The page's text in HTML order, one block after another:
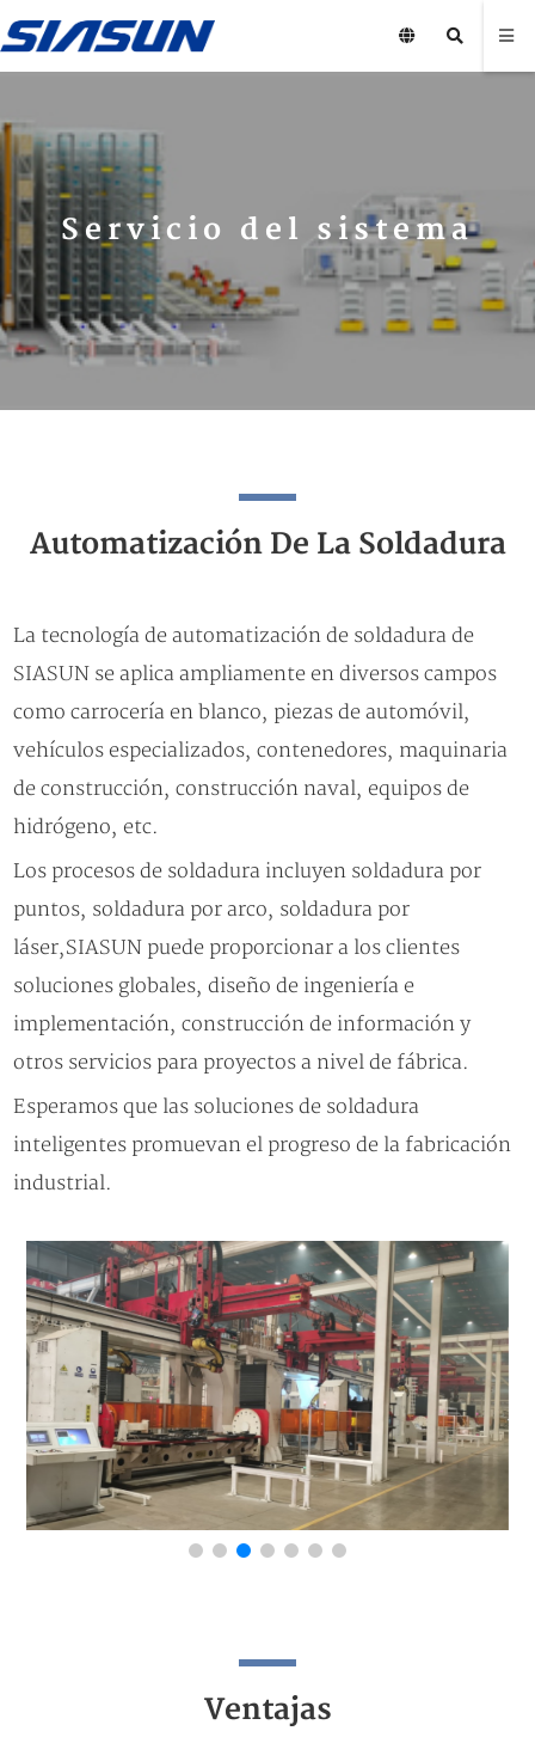
Servicio del sistema
Automatización De La Soldadura
La tecnología de automatización de soldadura de
SIASUN se aplica ampliamente en diversos campos
como carrocería en blanco, piezas de automóvil,
vehículos especializados, contenedores, maquinaria
de construcción, construcción naval, equipos de
hidrógeno, etc.
Los procesos de soldadura incluyen soldadura por
puntos, soldadura por arco, soldadura por
láser,SIASUN puede proporcionar a los clientes
soluciones globales, diseño de ingeniería e
implementación, construcción de información y
otros servicios para proyectos a nivel de fábrica.
Esperamos que las soluciones de soldadura
inteligentes promuevan el progreso de la fabricación
industrial.
Ventajas